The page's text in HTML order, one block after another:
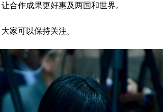
合作成果更好惠及两国和世界。
家可以保持关注。